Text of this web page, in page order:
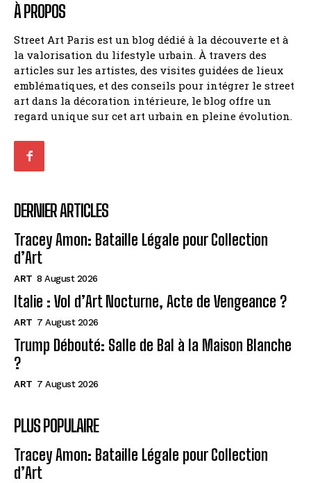
À PROPOS
Street Art Paris est un blog dédié à la découverte et à
la valorisation du lifestyle urbain. À travers des
articles sur les artistes, des visites guidées de lieux
emblématiques, et des conseils pour intégrer le street
art dans la décoration intérieure, le blog offre un
regard unique sur cet art urbain en pleine évolution.
DERNIER ARTICLES
Tracey Amon: Bataille Légale pour Collection
d’Art
ART 8 August 2026
Italie : Vol d’Art Nocturne, Acte de Vengeance ?
ART 7 August 2026
Trump Débouté: Salle de Bal à la Maison Blanche
?
ART 7 August 2026
PLUS POPULAIRE
Tracey Amon: Bataille Légale pour Collection
d’Art